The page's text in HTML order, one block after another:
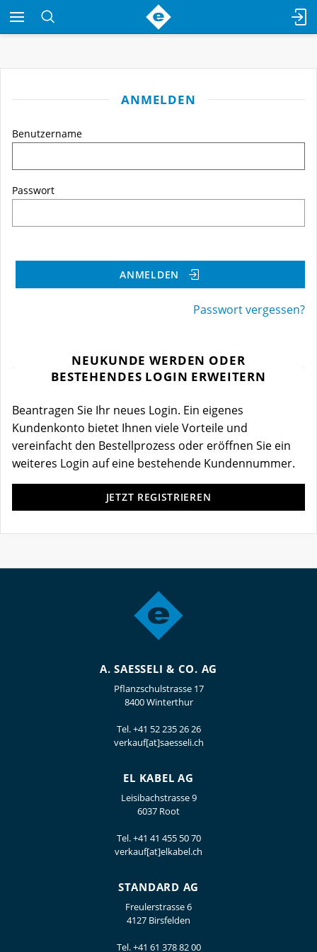
ANMELDEN
Benutzername
Passwort
ANMELDEN
Passwort vergessen?
NEUKUNDE WERDEN ODER
BESTEHENDES LOGIN ERWEITERN
Beantragen Sie Ihr neues Login. Ein eigenes
Kundenkonto bietet Ihnen viele Vorteile und
vereinfacht den Bestellprozess oder eröffnen Sie ein
weiteres Login auf eine bestehende Kundennummer.
JETZT REGISTRIEREN
A. SAESSELI & CO. AG
Pflanzschulstrasse 17
8400 Winterthur
Tel.+41 52 235 26 26
verkauf[at]saesseli.ch
EL KABEL AG
Leisibachstrasse 9
6037 Root
Tel.+41 41 455 50 70
verkauf[at]elkabel.ch
STANDARD AG
Freulerstrasse 6
4127 Birsfelden
Tel.+41 61 378 82 00